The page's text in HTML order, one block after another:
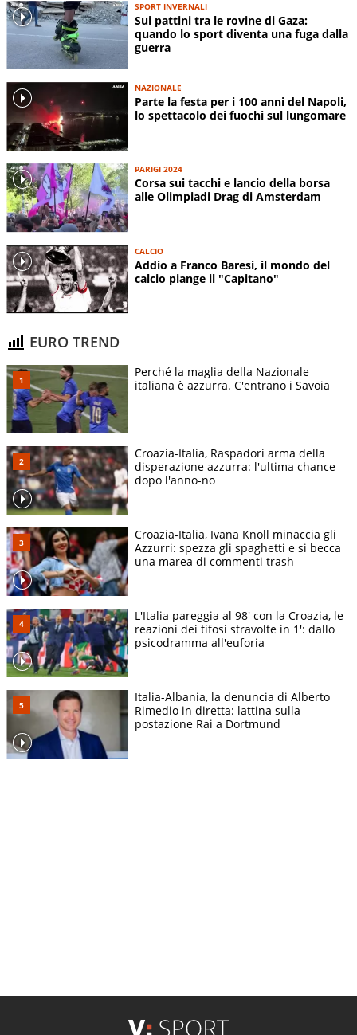
SPORT INVERNALI
Sui pattini tra le rovine di Gaza:
quando lo sport diventa una fuga dalla
guerra
NAZIONALE
Parte la festa per i 100 anni del Napoli,
lo spettacolo dei fuochi sul lungomare
PARIGI 2024
Corsa sui tacchi e lancio della borsa
alle Olimpiadi Drag di Amsterdam
CALCIO
Addio a Franco Baresi, il mondo del
calcio piange il "Capitano"
EURO TREND
Perché la maglia della Nazionale
italiana è azzurra. C'entrano i Savoia
Croazia-Italia, Raspadori arma della
disperazione azzurra: l'ultima chance
dopo l'anno-no
Croazia-Italia, Ivana Knoll minaccia gli
Azzurri: spezza gli spaghetti e si becca
una marea di commenti trash
L'Italia pareggia al 98' con la Croazia, le
reazioni dei tifosi stravolte in 1': dallo
psicodramma all'euforia
Italia-Albania, la denuncia di Alberto
Rimedio in diretta: lattina sulla
postazione Rai a Dortmund